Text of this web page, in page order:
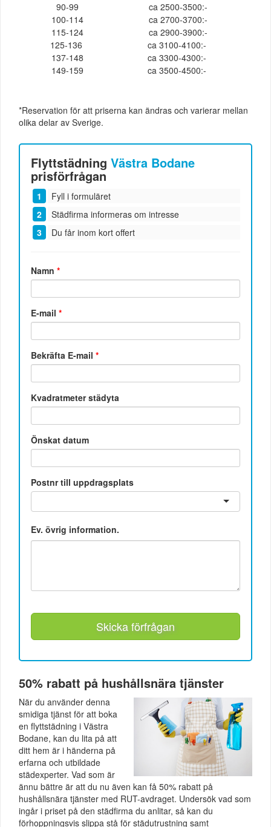
90-99
ca 2500-3500:-
100-114
ca 2700-3700:-
115-124
ca 2900-3900:-
125-136
ca 3100-4100:-
137-148
ca 3300-4300:-
149-159
ca 3500-4500:-
*Reservation för att priserna kan ändras och varierar mellan
olika delar av Sverige.
FlyttstädningVästra Bodane
prisförfrågan
Fyll i formuläret
Städfirma informeras om intresse
Du får inom kort offert
Namn*
E-mail*
Bekräfta E-mail*
Kvadratmeter städyta
Önskat datum
Postnr till uppdragsplats
Ev. övrig information.
Skicka förfrågan
50% rabatt på hushållsnära tjänster
När du använder denna
smidiga tjänst för att boka
en flyttstädning i Västra
Bodane, kan du lita på att
ditt hem är i händerna på
erfarna och utbildade
städexperter. Vad som är
ännu bättre är att du nu även kan få 50% rabatt på
hushållsnära tjänster med RUT-avdraget. Undersök vad som
ingår i priset på den städfirma du anlitar, så kan du
förhoppningsvis slippa stå för städutrustning samt